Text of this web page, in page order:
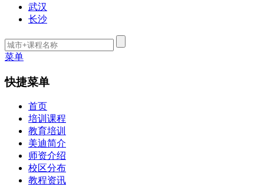
武汉
长沙
菜单
快捷菜单
首页
培训课程
教育培训
美迪简介
师资介绍
校区分布
教程资讯